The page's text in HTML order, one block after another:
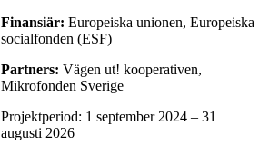
Finansiär: Europeiska unionen, Europeiska
socialfonden (ESF)
Partners: Vägen ut! kooperativen,
Mikrofonden Sverige
Projektperiod: 1 september 2024 – 31
augusti 2026